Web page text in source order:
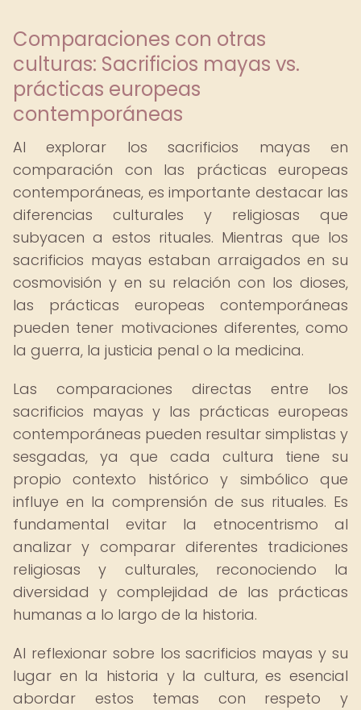
Comparaciones con otras
culturas: Sacrificios mayas vs.
prácticas europeas
contemporáneas
Al explorar los sacrificios mayas en
comparación con las prácticas europeas
contemporáneas, es importante destacar las
diferencias culturales y religiosas que
subyacen a estos rituales. Mientras que los
sacrificios mayas estaban arraigados en su
cosmovisión y en su relación con los dioses,
las prácticas europeas contemporáneas
pueden tener motivaciones diferentes, como
la guerra, la justicia penal o la medicina.
Las comparaciones directas entre los
sacrificios mayas y las prácticas europeas
contemporáneas pueden resultar simplistas y
sesgadas, ya que cada cultura tiene su
propio contexto histórico y simbólico que
influye en la comprensión de sus rituales. Es
fundamental evitar la etnocentrismo al
analizar y comparar diferentes tradiciones
religiosas y culturales, reconociendo la
diversidad y complejidad de las prácticas
humanas a lo largo de la historia.
Al reflexionar sobre los sacrificios mayas y su
lugar en la historia y la cultura, es esencial
abordar estos temas con respeto y